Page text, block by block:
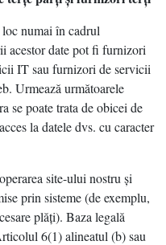
loc numai în cadrul
acestor date pot fi furnizori
IT sau furnizori de servicii
Urmează următoarele
se poate trata de obicei de
la datele dvs. cu caracter
site-ului nostru şi
prin sisteme (de exemplu,
plăţi). Baza legală
6(1) alineatul (b) sau